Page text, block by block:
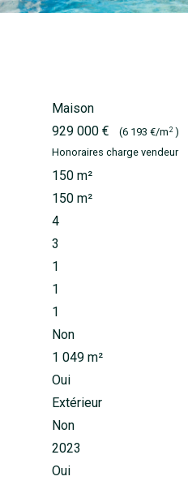
Maison
929 000 € (6 193 €/m 2 )
Honoraires charge vendeur
150 m²
150 m²
4
3
1
1
1
Non
1 049 m²
Oui
Extérieur
Non
2023
Oui